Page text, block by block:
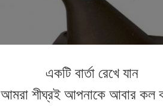
একটি বার্তা রেখে যান
আমরা শীঘ্রই আপনাকে আবার কল